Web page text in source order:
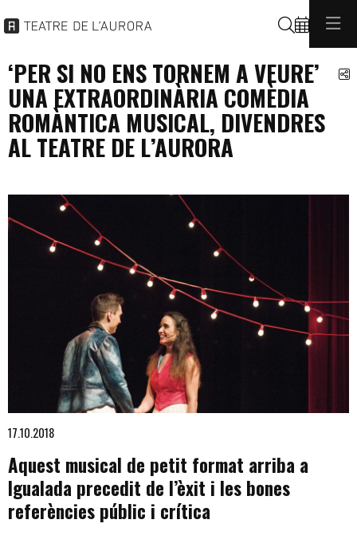
Cerca
‘PER SI NO ENS TORNEM A VEURE’
UNA EXTRAORDINÀRIA COMÈDIA
ROMÀNTICA MUSICAL, DIVENDRES
AL TEATRE DE L’AURORA
Diapositiva 1 de 1
17.10.2018
Aquest musical de petit format arriba a
Igualada precedit de l’èxit i les bones
referències públic i crítica